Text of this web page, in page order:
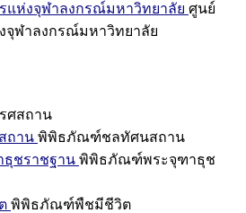
แห่งจุฬาลงกรณ์มหาวิทยาลัย ศูนย์
จุฬาลงกรณ์มหาวิทยาลัย
ศสถาน
ถาน พิพิธภัณฑ์ชลทัศนสถาน
ชราชฐาน พิพิธภัณฑ์พระจุฑาธุช
พิพิธภัณฑ์พืชมีชีวิต